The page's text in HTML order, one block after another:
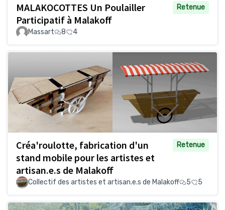
MALAKOCOTTES Un Poulailler
Participatif à Malakoff
Retenue
Massart 8 4
Créa'roulotte, fabrication d'un
stand mobile pour les artistes et
artisan.e.s de Malakoff
Retenue
Collectif des artistes et artisan.e.s de Malakoff 5 5